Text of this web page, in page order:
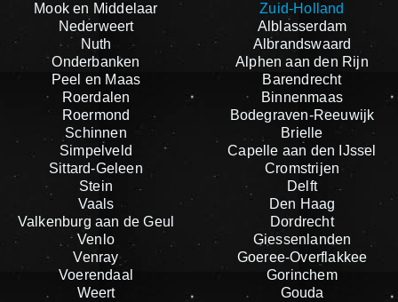
Mook en Middelaar
Nederweert
Nuth
Onderbanken
Peel en Maas
Roerdalen
Roermond
Schinnen
Simpelveld
Sittard-Geleen
Stein
Vaals
Valkenburg aan de Geul
Venlo
Venray
Voerendaal
Weert
Zuid-Holland
Alblasserdam
Albrandswaard
Alphen aan den Rijn
Barendrecht
Binnenmaas
Bodegraven-Reeuwijk
Brielle
Capelle aan den IJssel
Cromstrijen
Delft
Den Haag
Dordrecht
Giessenlanden
Goeree-Overflakkee
Gorinchem
Gouda